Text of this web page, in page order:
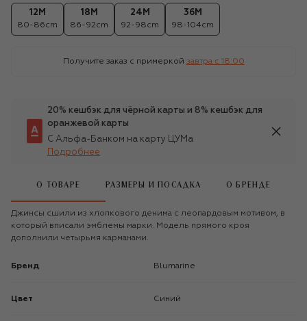
12M
80-86cm
18M
86-92cm
24M
92-98cm
36M
98-104cm
Получите заказ с примеркой завтра c 18:00
20% кешбэк для чёрной карты и 8% кешбэк для
оранжевой карты
С Альфа-Банком на карту ЦУМа
Подробнее
О ТОВАРЕ РАЗМЕРЫ И ПОСАДКА О БРЕНДЕ
Джинсы сшили из хлопкового денима с леопардовым мотивом, в
который вписали эмблемы марки. Модель прямого кроя
дополнили четырьмя карманами.
Бренд Blumarine
Цвет Синий